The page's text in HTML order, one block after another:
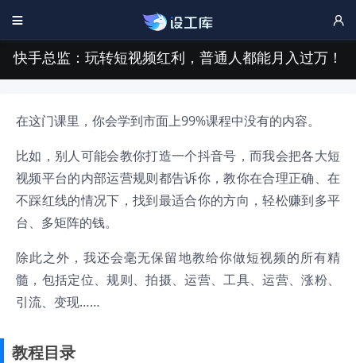
 
快手总监：玩转短视频红利，普通人都能月入过万！
在这门课里，你会学到市面上99%课程中没有的内容。
比如，别人可能会教你打造一个抖音号，而我会把各大短
视频平台的内部运营规则都告诉你，教你在合理正确、在
不踩红线的情况下，找到最适合你的方向，轻松赚到多平
台、多矩阵的钱。
除此之外，我还会毫无保留地教给你做短视频的所有精
髓，包括定位、规则、拍摄、运营、工具、运营、涨粉、
引流、变现……
教程目录